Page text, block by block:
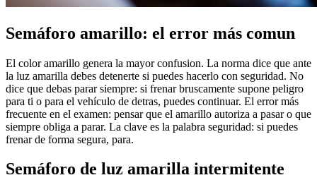
Semáforo amarillo: el error más comun
El color amarillo genera la mayor confusion. La norma dice que ante
la luz amarilla debes detenerte si puedes hacerlo con seguridad. No
dice que debas parar siempre: si frenar bruscamente supone peligro
para ti o para el vehículo de detras, puedes continuar. El error más
frecuente en el examen: pensar que el amarillo autoriza a pasar o que
siempre obliga a parar. La clave es la palabra seguridad: si puedes
frenar de forma segura, para.
Semáforo de luz amarilla intermitente